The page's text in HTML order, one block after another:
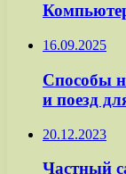
16.09.2025
Способы
и поезд
20.12.2023
Частный